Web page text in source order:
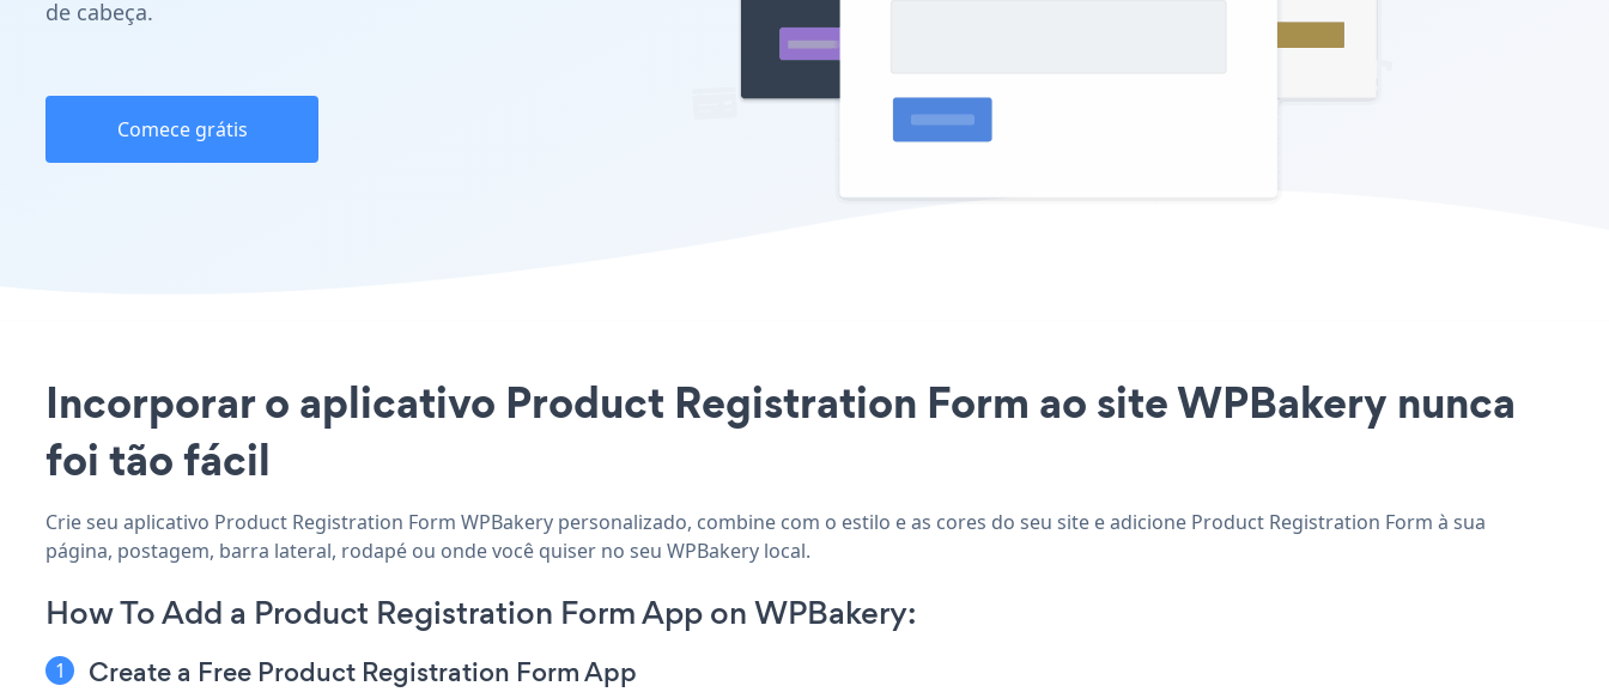
de cabeça.
Comece grátis
Incorporar o aplicativo Product Registration Form ao site WPBakery nunca
foi tão fácil
Crie seu aplicativo Product Registration Form WPBakery personalizado, combine com o estilo e as cores do seu site e adicione Product Registration Form à sua
página, postagem, barra lateral, rodapé ou onde você quiser no seu WPBakery local.
How To Add a Product Registration Form App on WPBakery:
Create a Free Product Registration Form App